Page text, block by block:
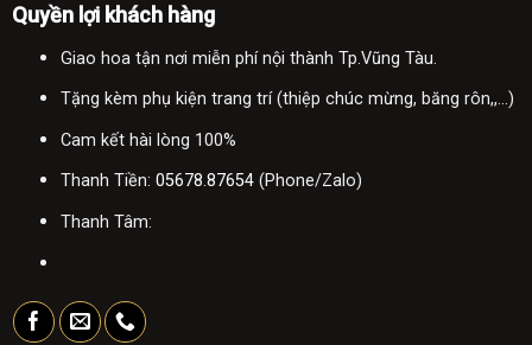
Quyền lợi khách hàng
Giao hoa tận nơi miễn phí nội thành Tp.Vũng Tàu.
Tặng kèm phụ kiện trang trí (thiệp chúc mừng, băng rôn,,...)
Cam kết hài lòng 100%
Thanh Tiền: 05678.87654(Phone/Zalo)
Thanh Tâm: